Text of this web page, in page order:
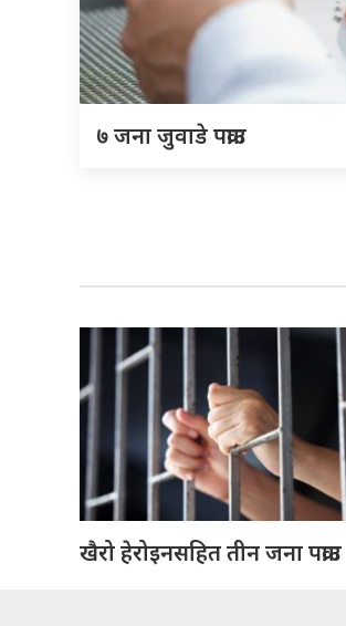
७ जना जुवाडे पक्राउ
खैरो हेरोइनसहित तीन जना पक्राउ